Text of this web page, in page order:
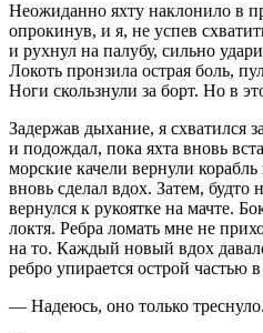
Неожиданно яхту наклонило в
опрокинув, и я, не успев
и рухнул на палубу, сильно
Локоть пронзила острая боль,
Ноги скользнули за борт. Но в
Задержав дыхание, я схватился
и подождал, пока яхта вновь
морские качели вернули
вновь сделал вдох. Затем, будто
вернулся к рукоятке на мачте.
локтя. Ребра ломать мне не
на то. Каждый новый вдох
ребро упирается острой частью в
— Надеюсь, оно только треснуло.